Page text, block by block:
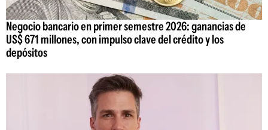
Negocio bancario en primer semestre 2026: ganancias de
US$ 671 millones, con impulso clave del crédito y los
depósitos